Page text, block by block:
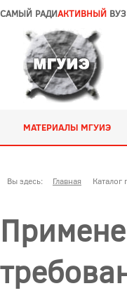
САМЫЙ РАДИАКТИВНЫЙ ВУЗ
МАТЕРИАЛЫ МГУИЭ
Вы здесь: Главная Каталог